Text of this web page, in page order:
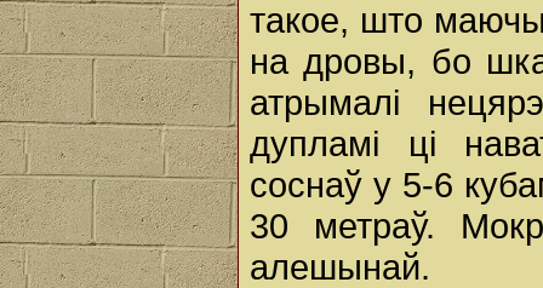
такое, што
на дровы, бо
атрымалі
дупламі ці
соснаў у 5-6
30 метраў.
алешынай.